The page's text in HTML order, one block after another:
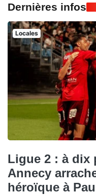
Dernières infos
Locales
Ligue 2 : à dix
Annecy
héroïque à Pau